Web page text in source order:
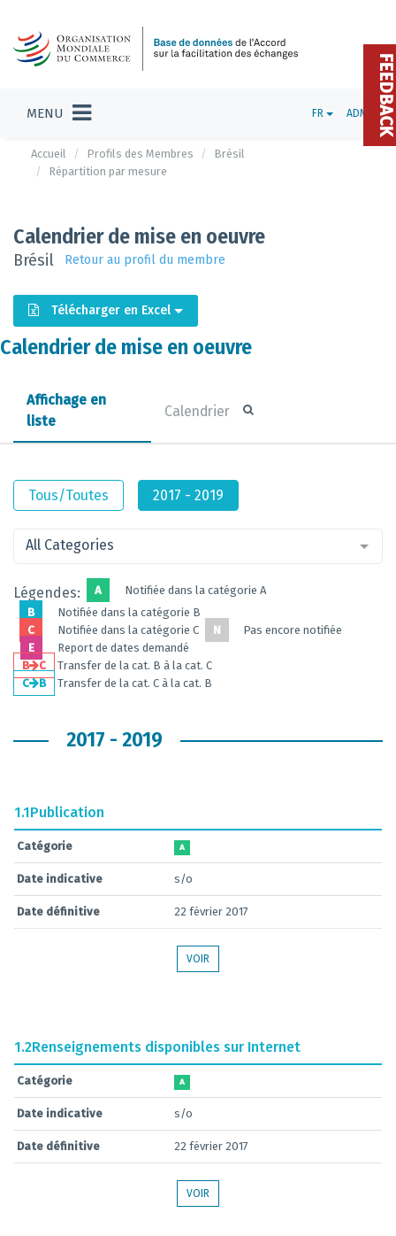
MENU FR ADMIN
Accueil Profils des Membres
Brésil
Répartition par mesure
Calendrier de mise en oeuvre
Brésil Retour au profil du membre
Télécharger en Excel
Calendrier de mise en oeuvre
Affichage en
liste
Calendrier
Tous/Toutes 2017 - 2019
All Categories
Légendes: A
Notifiée dans la catégorie A
B
Notifiée dans la catégorie B
C
Notifiée dans la catégorie C N
Pas encore notifiée
E
Report de dates demandé
B
C
Transfer de la cat. B à la cat. C
C
B Transfer de la cat. C à la cat. B
2017 - 2019
1.1Publication
Catégorie A
Date indicative s/o
Date définitive 22 février 2017
VOIR
1.2Renseignements disponibles sur Internet
Catégorie A
Date indicative s/o
Date définitive 22 février 2017
VOIR
FEEDBACK